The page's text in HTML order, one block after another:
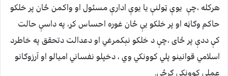
هرکله ،چې يوې ټولنې يا يوې ادارې مسئول او واکمن ځان پر خلکو
حاکم وګاڼه او پر خلکو يې ځان غوره احساس کړ، په داسې حالت
کې ددې پر ځاى ،چې د خلکو نېکمرغي او دعدالت دتحقق په خاطرد
اسلامي قوانينو پلي کوونکي وي ، دخپلو نفساني اميالو او آرزوګانو
عملي کوونکي ګرځي.